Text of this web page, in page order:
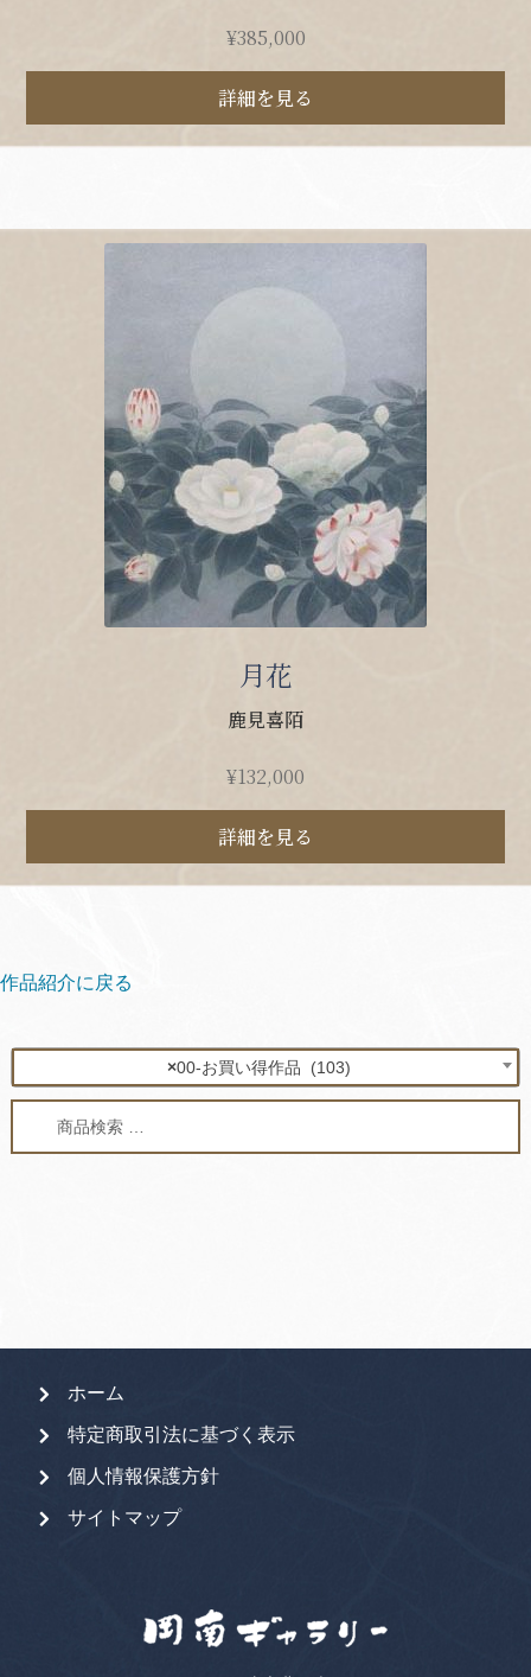
¥385,000
詳細を見る
月花
鹿見喜陌
¥132,000
詳細を見る
作品紹介に戻る
×00-お買い得作品 (103)
ホーム
特定商取引法に基づく表示
個人情報保護方針
サイトマップ